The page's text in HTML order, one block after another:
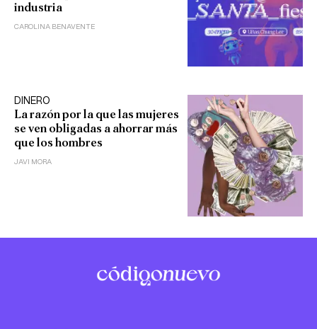
industria
CAROLINA BENAVENTE
DINERO
La razón por la que las mujeres
se ven obligadas a ahorrar más
que los hombres
JAVI MORA